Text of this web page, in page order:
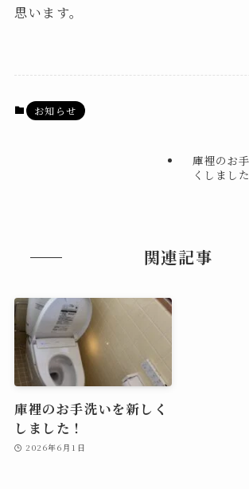
思います。
お知らせ
庫裡のお
くしまし
関連記事
庫裡のお手洗いを新しく
しました！
2026年6月1日